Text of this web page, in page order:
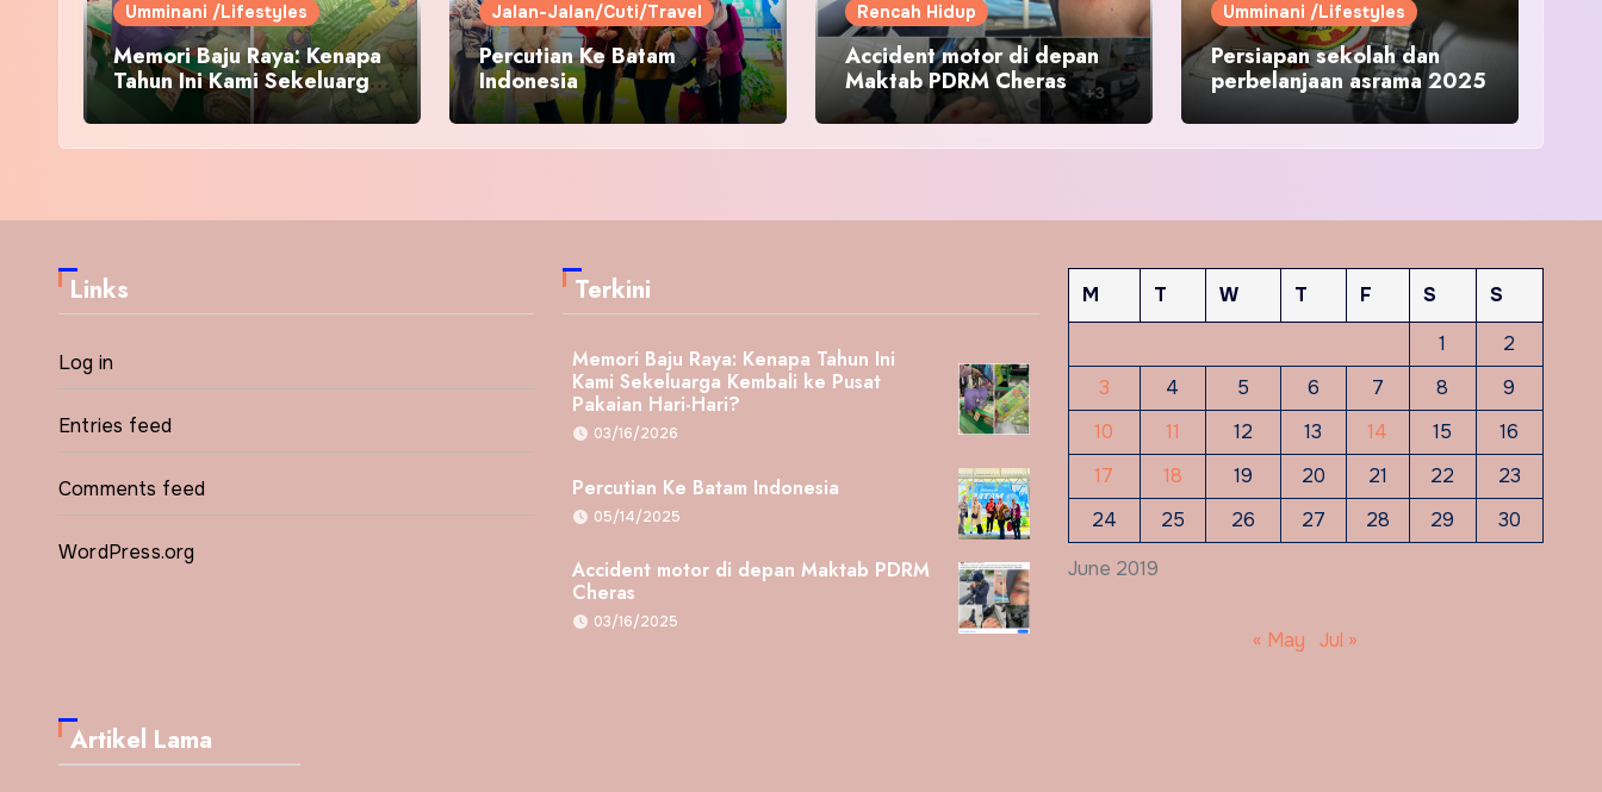
Umminani /Lifestyles
Memori Baju Raya: Kenapa
Tahun Ini Kami Sekeluarga
Kembali ke Pusat Pakaian
Hari-Hari?
Jalan-Jalan/Cuti/Travel
Percutian Ke Batam
Indonesia
Rencah Hidup
Accident motor di depan
Maktab PDRM Cheras
Umminani /Lifestyles
Persiapan sekolah dan
perbelanjaan asrama 2025
Links
Log in
Entries feed
Comments feed
WordPress.org
Terkini
Memori Baju Raya: Kenapa Tahun Ini
Kami Sekeluarga Kembali ke Pusat
Pakaian Hari-Hari?
03/16/2026
Percutian Ke Batam Indonesia
05/14/2025
Accident motor di depan Maktab PDRM
Cheras
03/16/2025
June 2019
M T W T F S
S
1
2
3
4 5 6 7 8
9
10
11 12 13 14 15
16
17
18 19 20 21 22
23
24
25 26 27 28 29 30
« May Jul »
Artikel Lama